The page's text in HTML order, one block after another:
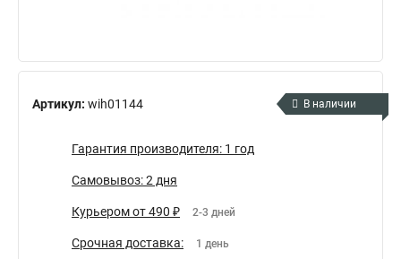
Артикул: wih01144 В наличии
Гарантия производителя: 1 год
Самовывоз: 2 дня
Курьером от 490 ₽ 2-3 дней
Срочная доставка: 1 день